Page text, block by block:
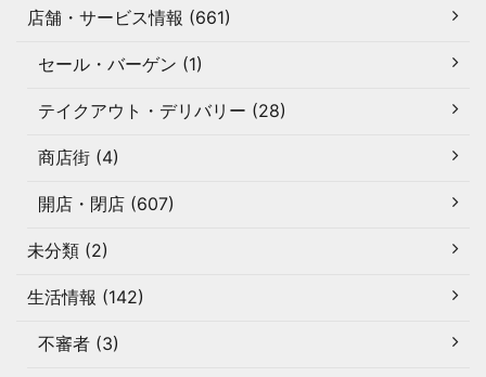
店舗・サービス情報 (661)
セール・バーゲン (1)
テイクアウト・デリバリー (28)
商店街 (4)
開店・閉店 (607)
未分類 (2)
生活情報 (142)
不審者 (3)